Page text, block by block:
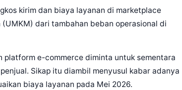
kirim dan biaya layanan di marketplace
dari tambahan beban operasional di
platform e-commerce diminta untuk sementara
Sikap itu diambil menyusul kabar adanya
biaya layanan pada Mei 2026.